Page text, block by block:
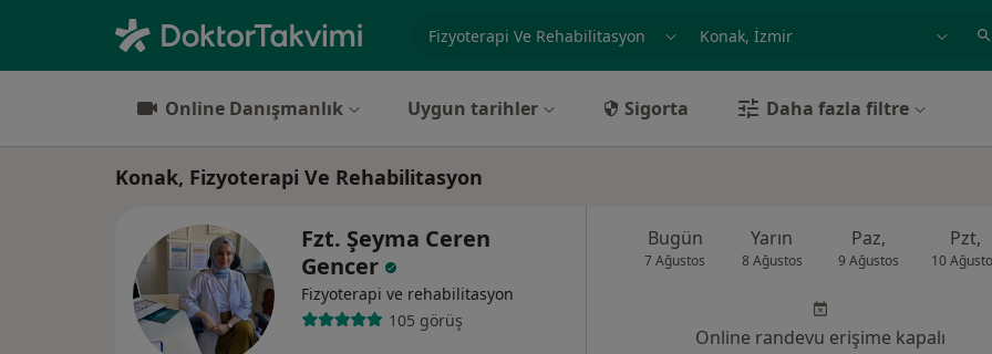
örnek: İstanbul
Online Danışmanlık Uygun tarihler Sigorta Daha fazla filtre
Konak, Fizyoterapi Ve Rehabilitasyon
Fzt. Şeyma Ceren
Gencer
Fizyoterapi ve rehabilitasyon
105 görüş
Bugün
7 Ağustos
Yarın
8 Ağustos
Paz,
9 Ağustos
Pzt,
10
Online randevu erişime kapalı